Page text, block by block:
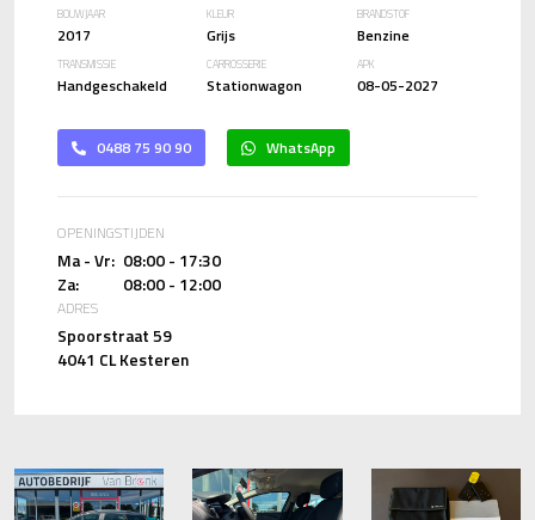
BOUWJAAR
2017
KLEUR
Grijs
BRANDSTOF
Benzine
TRANSMISSIE
Handgeschakeld
CARROSSERIE
Stationwagon
APK
08-05-2027
0488 75 90 90 WhatsApp
OPENINGSTIJDEN
Ma - Vr: 08:00 - 17:30
Za:
08:00 - 12:00
ADRES
Spoorstraat 59
4041 CL Kesteren